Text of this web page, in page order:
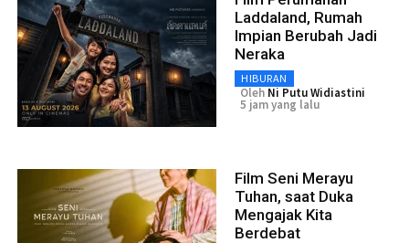
Laddaland, Rumah
Impian Berubah Jadi
Neraka
HIBURAN
Oleh Ni Putu Widiastini
5 jam yang lalu
Film Seni Merayu
Tuhan, saat Duka
Mengajak Kita
Berdebat